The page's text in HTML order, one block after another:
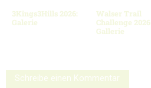
3Kings3Hills 2026:
Galerie
Walser Trail
Challenge 2026
Gallerie
Schreibe einen Kommentar